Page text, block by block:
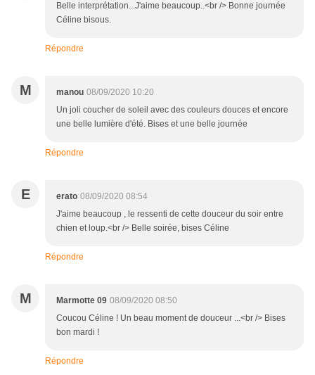
Belle interprétation...J'aime beaucoup..<br /> Bonne journée
Céline bisous.
Répondre
M manou 08/09/2020 10:20
Un joli coucher de soleil avec des couleurs douces et encore
une belle lumière d'été. Bises et une belle journée
Répondre
E erato 08/09/2020 08:54
J'aime beaucoup , le ressenti de cette douceur du soir entre
chien et loup.<br /> Belle soirée, bises Céline
Répondre
M Marmotte 09 08/09/2020 08:50
Coucou Céline ! Un beau moment de douceur ...<br /> Bises
bon mardi !
Répondre